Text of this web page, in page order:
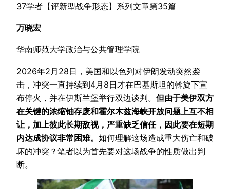
37学者【评新型战争形态】系列文章第35篇
万晓宏
华南师范大学政治与公共管理学院
2026年2月28日，美国和以色列对伊朗发动突然袭
击，冲突一直持续到4月8日才在巴基斯坦的斡旋下宣
布停火，并在伊斯兰堡举行双边谈判。 但由于美伊双方
在关键的浓缩铀存废和霍尔木兹海峡开放问题上互不相
让，加上彼此长期敌视，严重缺乏信任，因此要在短期
内达成协议非常困难。 如何理解这场造成重大伤亡和破
坏的冲突？笔者以为首先要对这场战争的性质做出判
断。